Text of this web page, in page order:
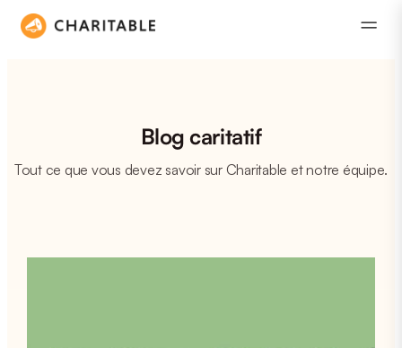
Blog caritatif
Tout ce que vous devez savoir sur Charitable et notre équipe.